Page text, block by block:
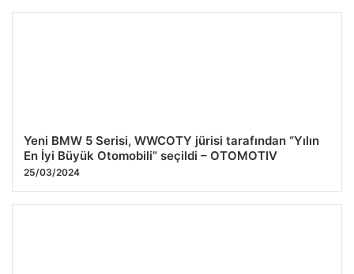
Yeni BMW 5 Serisi, WWCOTY jürisi tarafından “Yılın
En İyi Büyük Otomobili” seçildi – OTOMOTIV
25/03/2024